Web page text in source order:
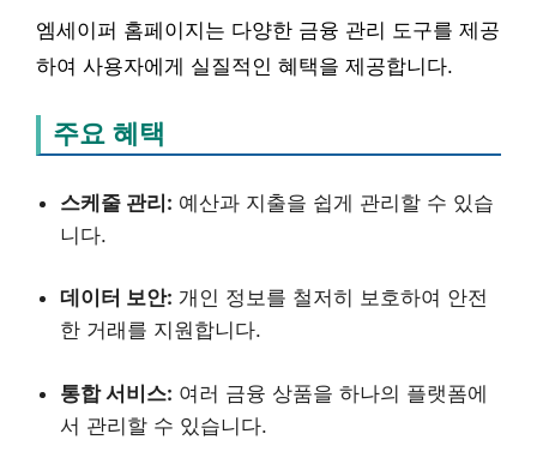
엠세이퍼 홈페이지는 다양한 금융 관리 도구를 제공
하여 사용자에게 실질적인 혜택을 제공합니다.
주요 혜택
스케줄 관리: 예산과 지출을 쉽게 관리할 수 있습
니다.
데이터 보안: 개인 정보를 철저히 보호하여 안전
한 거래를 지원합니다.
통합 서비스: 여러 금융 상품을 하나의 플랫폼에
서 관리할 수 있습니다.